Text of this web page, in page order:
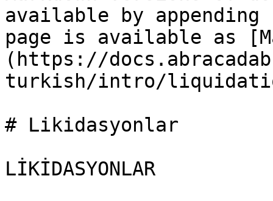
available by
page is available as
(https://
turkish/intro/
# Likidasyonlar
LİKİDASYONLAR